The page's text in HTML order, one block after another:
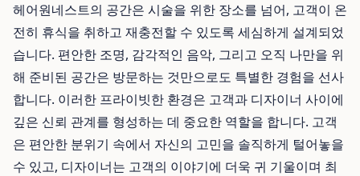
헤어원네스트의 공간은 시술을 위한 장소를 넘어, 고객이 온
전히 휴식을 취하고 재충전할 수 있도록 세심하게 설계되었
습니다. 편안한 조명, 감각적인 음악, 그리고 오직 나만을 위
해 준비된 공간은 방문하는 것만으로도 특별한 경험을 선사
합니다. 이러한 프라이빗한 환경은 고객과 디자이너 사이에
깊은 신뢰 관계를 형성하는 데 중요한 역할을 합니다. 고객
은 편안한 분위기 속에서 자신의 고민을 솔직하게 털어놓을
수 있고, 디자이너는 고객의 이야기에 더욱 귀 기울이며 최